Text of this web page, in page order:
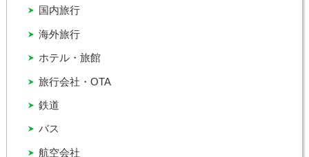
バス
ホテル・旅館
国内旅行
旅行会社・OTA
海外旅行
航空会社
鉄道